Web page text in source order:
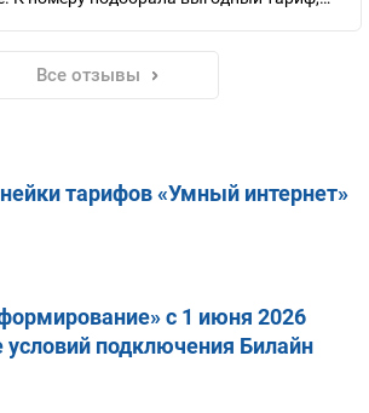
Все отзывы
тарифов «Умный интернет»
с 1 июня 2026
условий подключения Билайн